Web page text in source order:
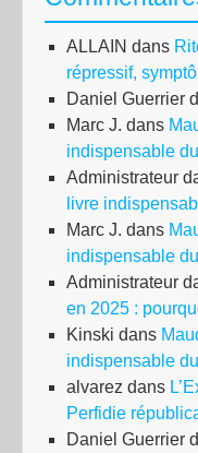
ALLAIN dans
répressif,
Daniel Guerrier
Marc J. dans
indispensable
Administrateur
livre
Marc J. dans
indispensable
Administrateur
en 2025 :
Kinski dans
indispensable
alvarez dans
Perfidie
Daniel Guerrier